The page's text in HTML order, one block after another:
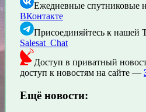
Ежедневные спутниковые
ВКонтакте
Присоединяйтесь к нашей
Salesat_Chat
Доступ в приватный
доступ к новостям на сайте —
Ещё новости: